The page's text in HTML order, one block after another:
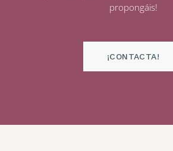
propongáis!
¡CONTACTA!